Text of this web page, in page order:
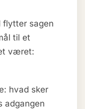
flytter sagen
til et
været:
hvad sker
adgangen